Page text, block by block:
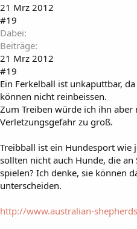
21 Mrz 2012
#19
Dabei
Beiträge
21 Mrz 2012
#19
Ein Ferkelball ist unkaputtbar,
können nicht reinbeissen.
Zum Treiben würde ich ihn
Verletzungsgefahr zu groß.
Treibball ist ein Hundesport wie
sollten nicht auch Hunde, die an
spielen? Ich denke, sie können
unterscheiden.
http://www.australian-